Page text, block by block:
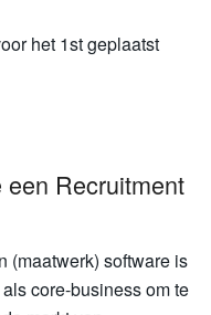
het 1st geplaatst
Recruitment
(maatwerk) software is
core-business om te